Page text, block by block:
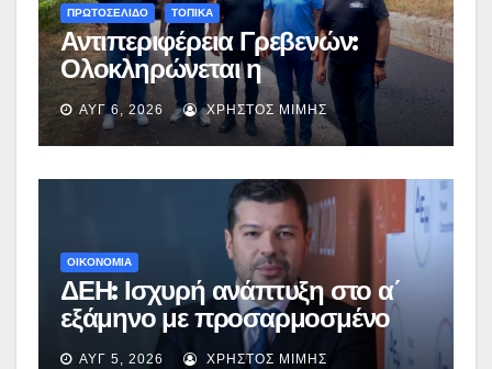
ΠΡΩΤΟΣΕΛΙΔΟ ΤΟΠΙΚΑ
Αντιπεριφέρεια Γρεβενών:
Ολοκληρώνεται η
ασφαλτόστρωση της οδού
Περιβόλι – Αβδέλλα
ΑΥΓ 6, 2026 ΧΡΉΣΤΟΣ ΜΊΜΗΣ
ΟΙΚΟΝΟΜΙΑ
ΔΕΗ: Ισχυρή ανάπτυξη στο α΄
εξάμηνο με προσαρμοσμένο
EBITDA στα €1,2 δισ.
ΑΥΓ 5, 2026 ΧΡΉΣΤΟΣ ΜΊΜΗΣ